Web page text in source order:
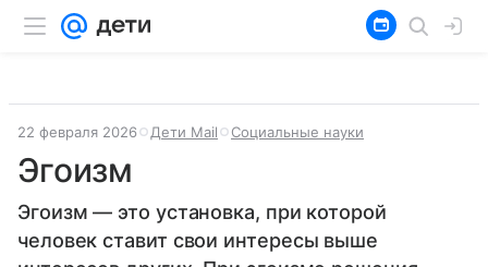
22 февраля 2026 Дети Mail Социальные науки
Эгоизм
Эгоизм — это установка, при которой
человек ставит свои интересы выше